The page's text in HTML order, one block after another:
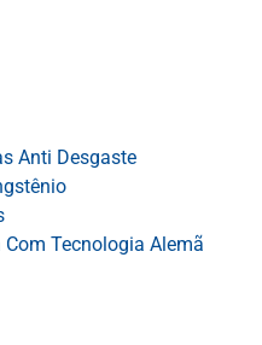
Anti Desgaste
Tecnologia Alemã